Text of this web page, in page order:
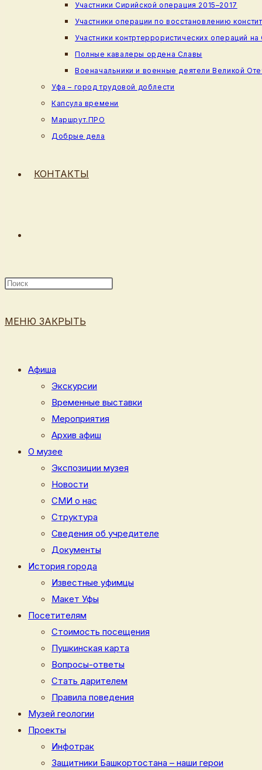
Участники Сирийской операция 2015–2017
Участники операции по восстановлению
Участники контртеррористических операций
Полные кавалеры ордена Славы
Военачальники и военные деятели Великой
Уфа – город трудовой доблести
Капсула времени
Маршрут.ПРО
Добрые дела
КОНТАКТЫ
ВЕБ-
МЕНЮ ЗАКРЫТЬ
Афиша
Экскурсии
Временные выставки
Мероприятия
Архив афиш
О музее
Экспозиции музея
Новости
СМИ о нас
Структура
Сведения об учредителе
Документы
История города
Известные уфимцы
Макет Уфы
Посетителям
Стоимость посещения
Пушкинская карта
Вопросы-ответы
Стать дарителем
Правила поведения
Музей геологии
Проекты
Инфотрак
Защитники Башкортостана – наши герои